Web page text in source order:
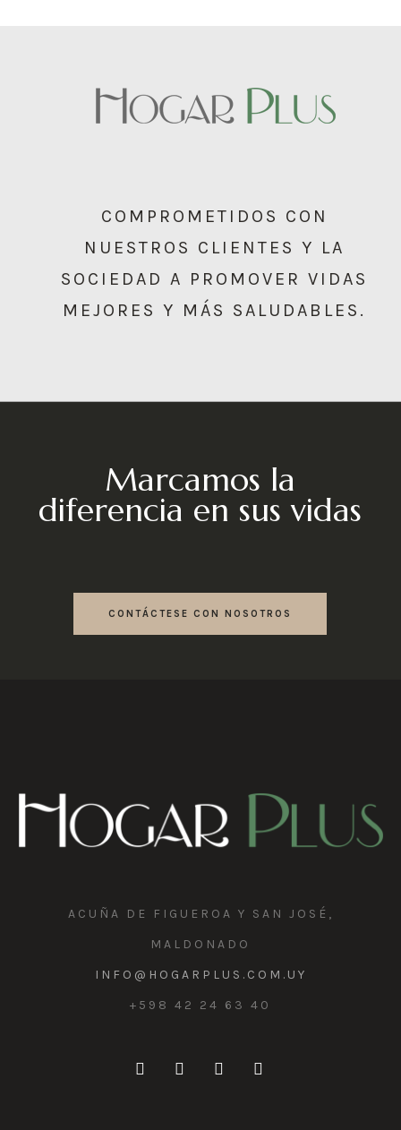
COMPROMETIDOS CON
NUESTROS CLIENTES Y LA
SOCIEDAD A PROMOVER VIDAS
MEJORES Y MÁS SALUDABLES.
Marcamos la
diferencia en sus vidas
CONTÁCTESE CON NOSOTROS
ACUÑA DE FIGUEROA Y SAN JOSÉ,
MALDONADO
INFO@HOGARPLUS.COM.UY
+598 42 24 63 40